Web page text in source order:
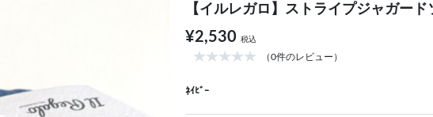
【イルレガロ】ストライプジャガー
¥2,530 税込
（0件のレビュー）
ﾈｲﾋﾞｰ